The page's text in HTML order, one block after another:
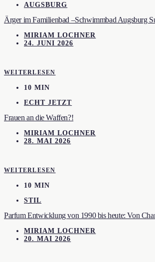
AUGSBURG
Ärger im Familienbad –Schwimmbad Augsburg
MIRIAM LOCHNER
24. JUNI 2026
WEITERLESEN
10 MIN
ECHT JETZT
Frauen an die Waffen?!
MIRIAM LOCHNER
28. MAI 2026
WEITERLESEN
10 MIN
STIL
Parfum Entwicklung von 1990 bis heute: Von
MIRIAM LOCHNER
20. MAI 2026